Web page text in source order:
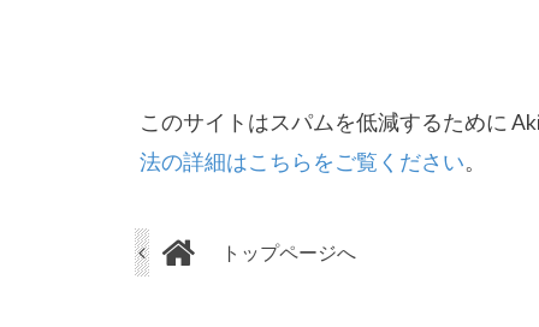
このサイトはスパムを低減するために
法の詳細はこちらをご覧ください。
トップページへ